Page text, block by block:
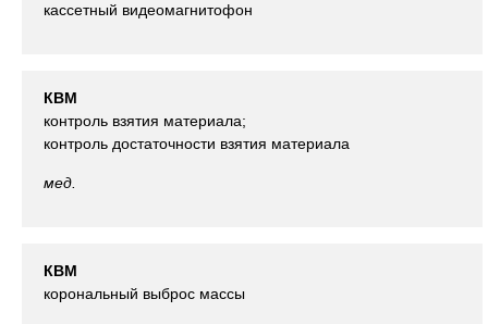
кассетный видеомагнитофон
КВМ
контроль взятия материала;
контроль достаточности взятия материала
мед.
КВМ
корональный выброс массы